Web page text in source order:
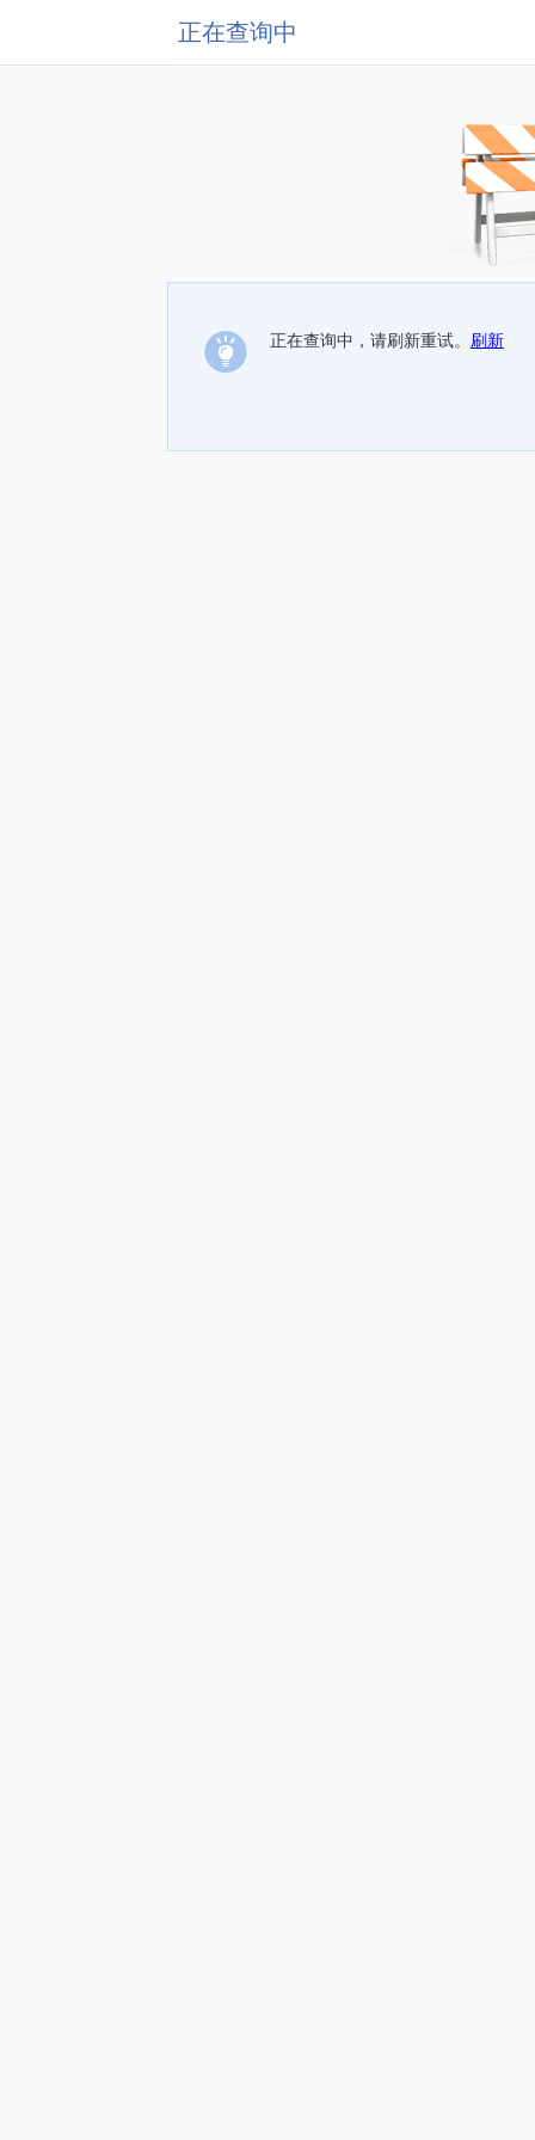
正在查询中
正在查询中，请刷新重试。 刷新